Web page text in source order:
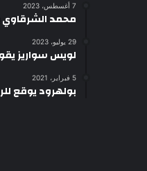
7 أغسطس، 2023
محمد الشرقاوي
29 يوليو، 2023
لويس سواريز
5 فبراير، 2021
بولهرود يوقع